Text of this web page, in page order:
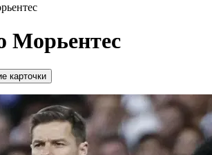
Морьентес
карточки